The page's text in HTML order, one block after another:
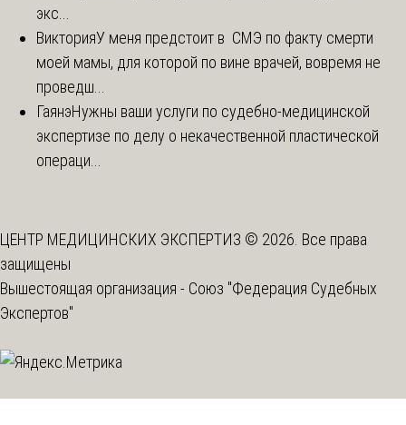
экс...
ВикторияУ меня предстоит в СМЭ по факту смерти
моей мамы, для которой по вине врачей, вовремя не
проведш...
ГаянэНужны ваши услуги по судебно-медицинской
экспертизе по делу о некачественной пластической
операци...
ЦЕНТР МЕДИЦИНСКИХ ЭКСПЕРТИЗ © 2026. Все права
защищены
Вышестоящая организация - Союз "Федерация Судебных
Экспертов"